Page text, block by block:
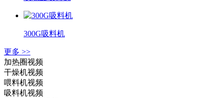
300G吸料机
更多 >>
加热圈视频
干燥机视频
喂料机视频
吸料机视频